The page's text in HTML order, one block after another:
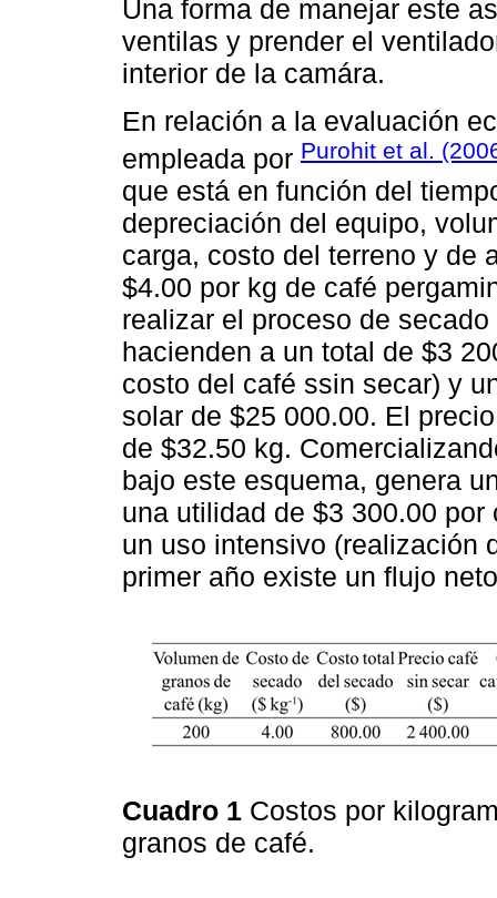
Una forma de manejar este
ventilas y prender el
interior de la camára.
En relación a la evaluación
empleada por Purohit et al.
que está en función del
depreciación del equipo,
carga, costo del terreno y de
$4.00 por kg de café
realizar el proceso de
hacienden a un total de $3
costo del café ssin secar) y
solar de $25 000.00. El
de $32.50 kg.
bajo este esquema, genera
una utilidad de $3 300.00
un uso intensivo (realización
primer año existe un flujo
Cuadro 1 Costos por
granos de café.